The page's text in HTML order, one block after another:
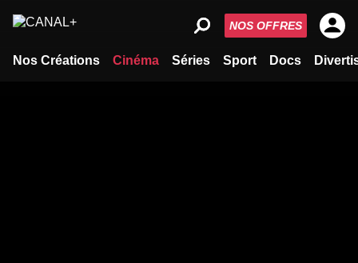
Nos Créations Cinéma Séries Sport Docs
NOS OFFRES